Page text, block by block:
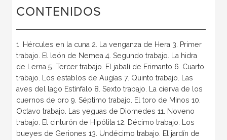
CONTENIDOS
1. Hércules en la cuna 2. La venganza de Hera 3. Primer
trabajo. El león de Nemea 4. Segundo trabajo. La hidra
de Lerna 5. Tercer trabajo. El jabalí de Erimanto 6. Cuarto
trabajo. Los establos de Augías 7. Quinto trabajo. Las
aves del lago Estínfalo 8. Sexto trabajo. La cierva de los
cuernos de oro 9. Séptimo trabajo. El toro de Minos 10.
Octavo trabajo. Las yeguas de Diomedes 11. Noveno
trabajo. El cinturón de Hipólita 12. Décimo trabajo. Los
bueyes de Geriones 13. Undécimo trabajo. El jardín de